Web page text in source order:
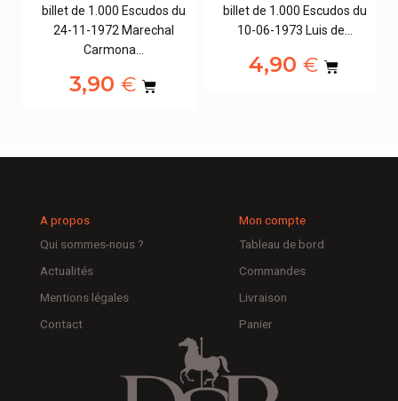
billet de 1.000 Escudos du
24-11-1972 Marechal
Carmona…
3,90 €
billet de 1.000 Escudos du
10-06-1973 Luis de…
4,90€
A propos
Qui sommes-nous ?
Actualités
Mentions légales
Contact
Mon compte
Tableau de bord
Commandes
Livraison
Panier